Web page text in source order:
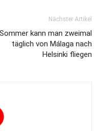
Nächster Artikel
kann man zweimal
täglich von Málaga nach
Helsinki fliegen